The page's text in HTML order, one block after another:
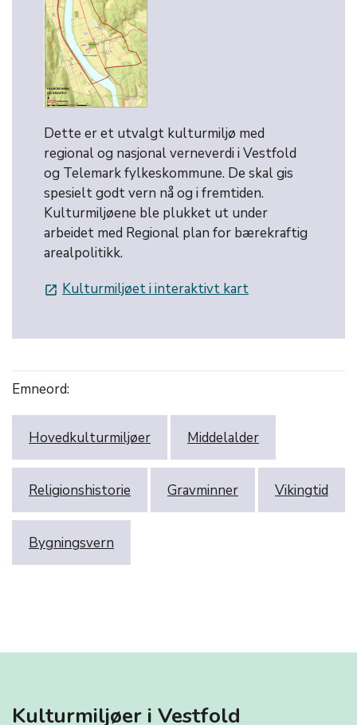
Dette er et utvalgt kulturmiljø med
regional og nasjonal verneverdi i Vestfold
og Telemark fylkeskommune. De skal gis
spesielt godt vern nå og i fremtiden.
Kulturmiljøene ble plukket ut under
arbeidet med Regional plan for bærekraftig
arealpolitikk.
launch Kulturmiljøet i interaktivt kart
Emneord:
Hovedkulturmiljøer Middelalder
Religionshistorie Gravminner Vikingtid
Bygningsvern
Kulturmiljøer i Vestfold